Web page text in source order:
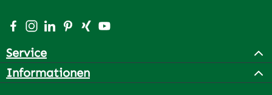
Besuche uns auf Facebook – öffnet in neuem Tab
Schau auf Instagram vorbei – öffnet in neuem Tab
Vernetze dich mit uns auf LinkedIn – öffnet in
Lass dich auf Pinterest inspirieren – öffnet
Vernetze dich mit uns auf Xing – öffnet
Sieh dir unsere Videos auf YouTube
Service
Informationen